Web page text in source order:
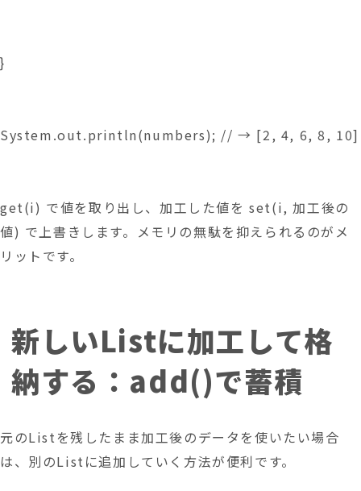
}
System.out.println(numbers); // → [2, 4, 6, 8, 10]
get(i) で値を取り出し、加工した値を set(i, 加工後の
値) で上書きします。メモリの無駄を抑えられるのがメ
リットです。
新しいListに加工して格
納する：add()で蓄積
元のListを残したまま加工後のデータを使いたい場合
は、別のListに追加していく方法が便利です。